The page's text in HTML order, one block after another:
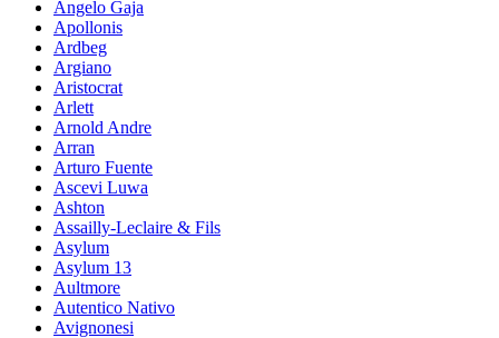
Angelo Gaja
Apollonis
Ardbeg
Argiano
Aristocrat
Arlett
Arnold Andre
Arran
Arturo Fuente
Ascevi Luwa
Ashton
Assailly-Leclaire & Fils
Asylum
Asylum 13
Aultmore
Autentico Nativo
Avignonesi